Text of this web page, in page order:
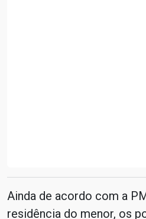
Ainda de acordo com a
residência do menor, os